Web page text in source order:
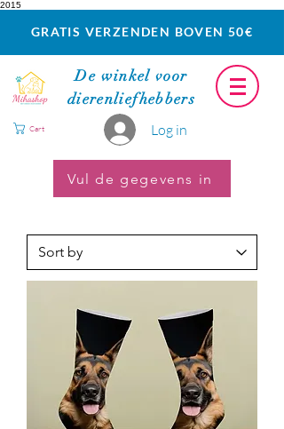
2015
GRATIS VERZENDEN BOVEN 50€
De winkel voor
dierenliefhebbers
Log in
Cart
Vul de gegevens in